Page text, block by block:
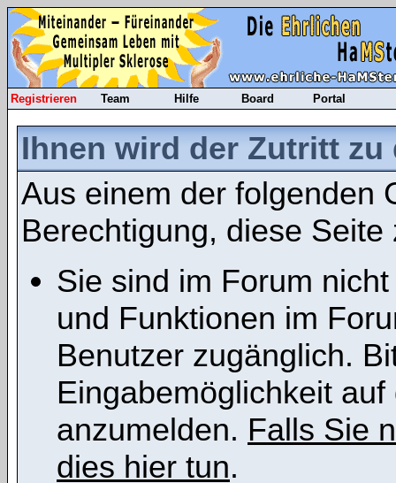
Registrieren Team Hilfe Board Portal
Ihnen wird der Zutritt
Aus einem der folgenden
Berechtigung, diese Seite
Sie sind im Forum
und Funktionen im
Benutzer zugänglich.
Eingabemöglichkeit
anzumelden. Falls Sie
dies hier tun.